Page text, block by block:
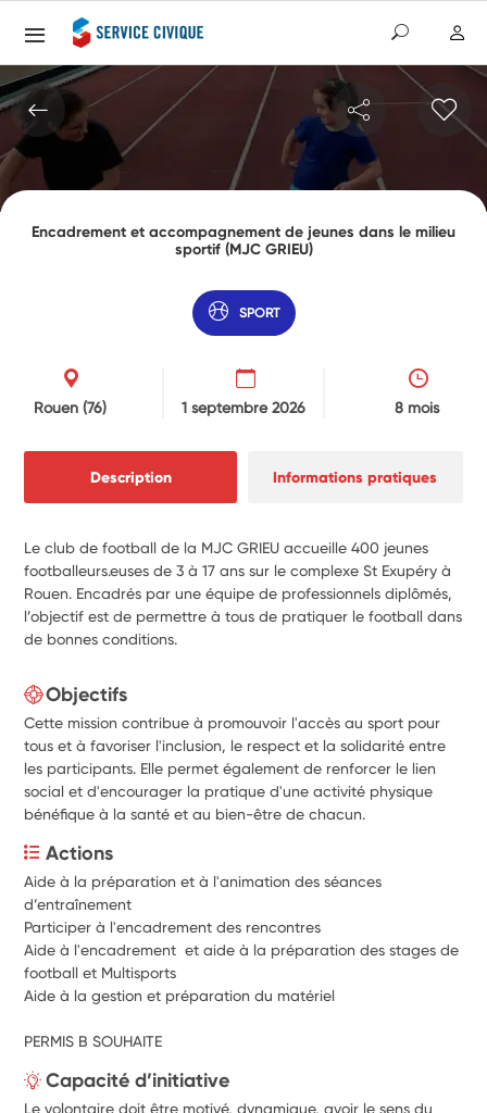
Encadrement et accompagnement de jeunes dans le milieu
sportif (MJC GRIEU)
SPORT
Rouen(76) 1 septembre 2026 8 mois
Description Informations pratiques
Le club de football de la MJC GRIEU accueille 400 jeunes
footballeurs.euses de 3 à 17 ans sur le complexe St Exupéry à
Rouen. Encadrés par une équipe de professionnels diplômés,
l’objectif est de permettre à tous de pratiquer le football dans
de bonnes conditions.
Objectifs
Cette mission contribue à promouvoir l'accès au sport pour
tous et à favoriser l'inclusion, le respect et la solidarité entre
les participants. Elle permet également de renforcer le lien
social et d'encourager la pratique d'une activité physique
bénéfique à la santé et au bien-être de chacun.
Actions
Aide à la préparation et à l'animation des séances
d’entraînement
Participer à l'encadrement des rencontres
Aide à l'encadrement  et aide à la préparation des stages de
football et Multisports
Aide à la gestion et préparation du matériel
PERMIS B SOUHAITE
Capacité d’initiative
Le volontaire doit être motivé, dynamique, avoir le sens du